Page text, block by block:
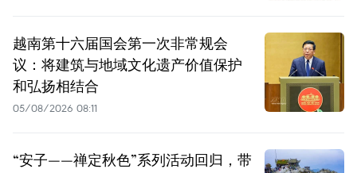
越南第十六届国会第一次非常规会
议：将建筑与地域文化遗产价值保护
和弘扬相结合
05/08/2026 08:11
“安子——禅定秋色”系列活动回归，带